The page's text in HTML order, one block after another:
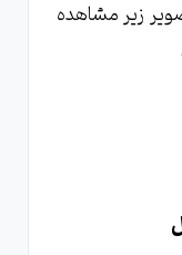
زیر مشاهده